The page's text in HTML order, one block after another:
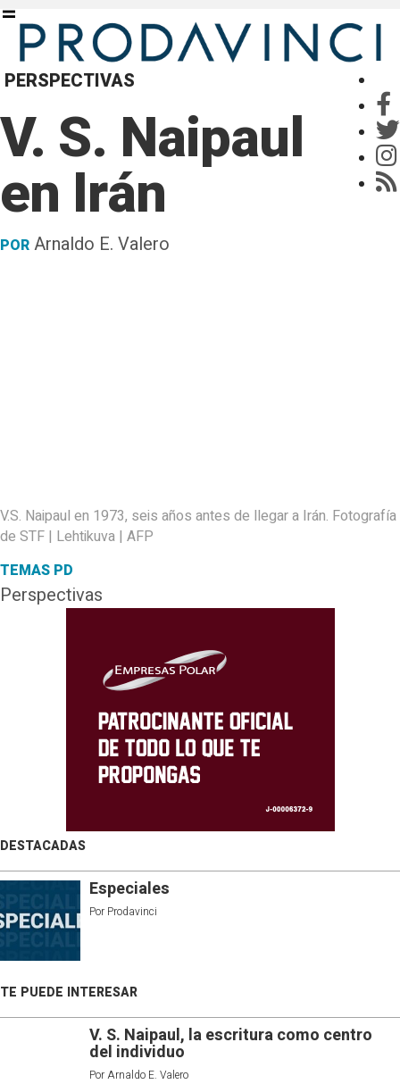
PERSPECTIVAS
V. S. Naipaul
en Irán
POR Arnaldo E. Valero
V.S. Naipaul en 1973, seis años antes de llegar a Irán. Fotografía
de STF | Lehtikuva | AFP
TEMAS PD
Perspectivas
DESTACADAS
Especiales
Por Prodavinci
TE PUEDE INTERESAR
V. S. Naipaul, la escritura como centro
del individuo
PorArnaldo E. Valero